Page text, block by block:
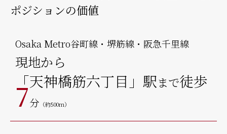
ポジションの価値
Osaka Metro谷町線・堺筋線・阪急千里線
現地から
「天神橋筋六丁目」駅まで徒歩
7分 （約500m）